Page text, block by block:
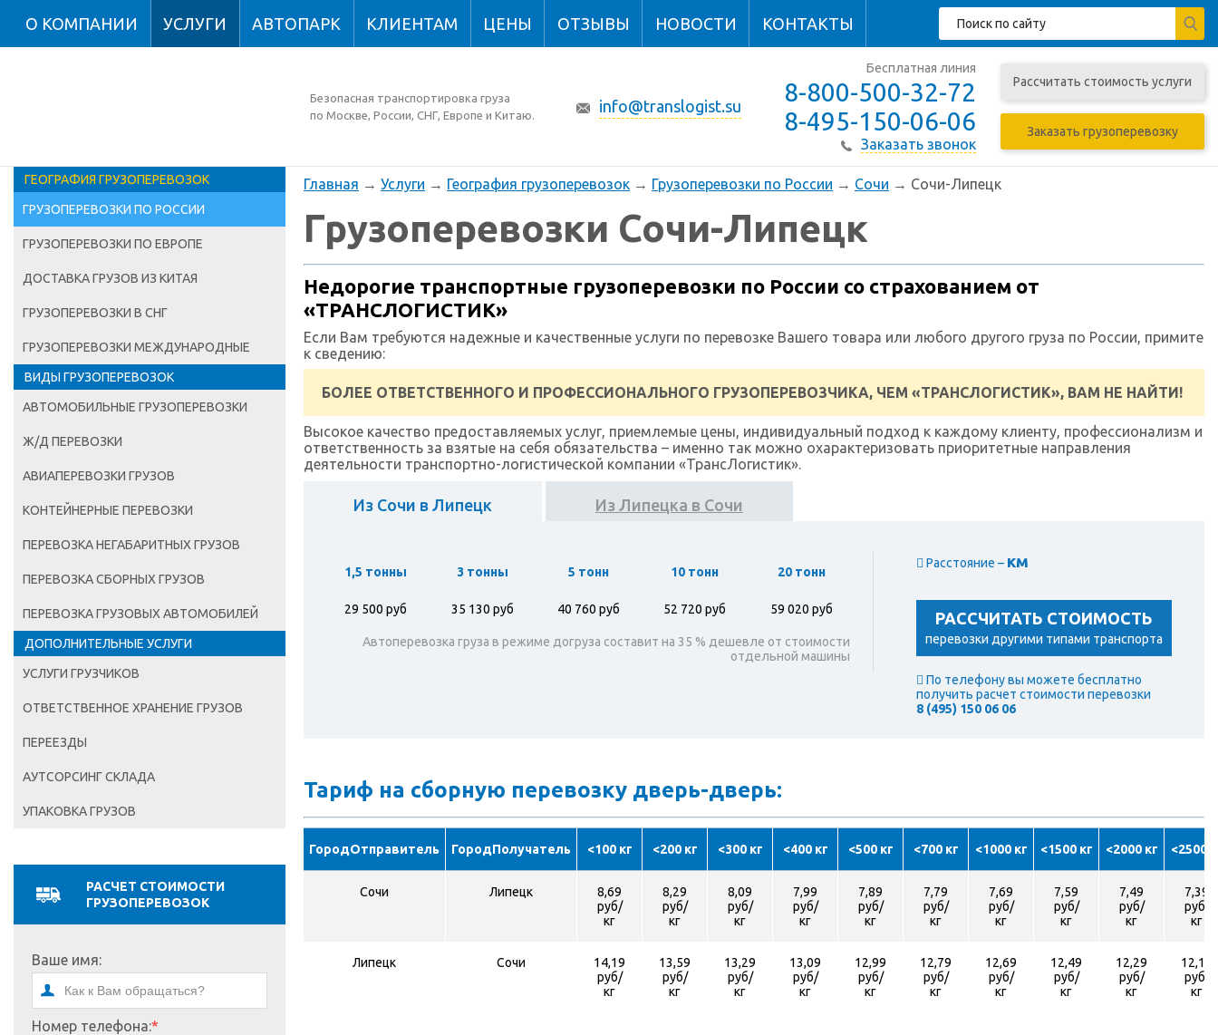
О КОМПАНИИ УСЛУГИ АВТОПАРК КЛИЕНТАМ ЦЕНЫ ОТЗЫВЫ НОВОСТИ КОНТАКТЫ
Безопасная транспортировка груза
по Москве, России, СНГ, Европе и Китаю.
info@translogist.su
Бесплатная линия
8-800-500-32-72
8-495-150-06-06
Заказать звонок
Рассчитать стоимость услуги
Заказать грузоперевозку
ГЕОГРАФИЯ ГРУЗОПЕРЕВОЗОК
ГРУЗОПЕРЕВОЗКИ ПО РОССИИ
ГРУЗОПЕРЕВОЗКИ ПО ЕВРОПЕ
ДОСТАВКА ГРУЗОВ ИЗ КИТАЯ
ГРУЗОПЕРЕВОЗКИ В СНГ
ГРУЗОПЕРЕВОЗКИ МЕЖДУНАРОДНЫЕ
ВИДЫ ГРУЗОПЕРЕВОЗОК
АВТОМОБИЛЬНЫЕ ГРУЗОПЕРЕВОЗКИ
Ж/Д ПЕРЕВОЗКИ
АВИАПЕРЕВОЗКИ ГРУЗОВ
КОНТЕЙНЕРНЫЕ ПЕРЕВОЗКИ
ПЕРЕВОЗКА НЕГАБАРИТНЫХ ГРУЗОВ
ПЕРЕВОЗКА СБОРНЫХ ГРУЗОВ
ПЕРЕВОЗКА ГРУЗОВЫХ АВТОМОБИЛЕЙ
ДОПОЛНИТЕЛЬНЫЕ УСЛУГИ
УСЛУГИ ГРУЗЧИКОВ
ОТВЕТСТВЕННОЕ ХРАНЕНИЕ ГРУЗОВ
ПЕРЕЕЗДЫ
АУТСОРСИНГ СКЛАДА
УПАКОВКА ГРУЗОВ
РАСЧЕТ СТОИМОСТИ
ГРУЗОПЕРЕВОЗОК
Ваше имя:
Номер телефона:*
Главная → Услуги → География грузоперевозок → Грузоперевозки по России → Сочи → Сочи-Липецк
Грузоперевозки Сочи-Липецк
Недорогие транспортные грузоперевозки по России со страхованием от
«ТРАНСЛОГИСТИК»
Если Вам требуются надежные и качественные услуги по перевозке Вашего товара или любого другого груза по России, примите
к сведению:
БОЛЕЕ ОТВЕТСТВЕННОГО И ПРОФЕССИОНАЛЬНОГО ГРУЗОПЕРЕВОЗЧИКА, ЧЕМ «ТРАНСЛОГИСТИК», ВАМ НЕ НАЙТИ!
Высокое качество предоставляемых услуг, приемлемые цены, индивидуальный подход к каждому клиенту, профессионализм и
ответственность за взятые на себя обязательства – именно так можно охарактеризовать приоритетные направления
деятельности транспортно-логистической компании «ТрансЛогистик».
Из Сочи в Липецк Из Липецка в Сочи
1,5 тонны 3 тонны 5 тонн 10 тонн 20 тонн
29 500 руб 35 130 руб 40 760 руб 52 720 руб 59 020 руб
Автоперевозка груза в режиме догруза составит на 35 % дешевле от стоимости
отдельной машины
Расстояние – км
РАССЧИТАТЬ СТОИМОСТЬ
перевозки другими типами транспорта
По телефону вы можете бесплатно
получить расчет стоимости перевозки
8 (495) 150 06 06
Тариф на сборную перевозку дверь-дверь:
ГородОтправитель ГородПолучатель <100 кг <200 кг <300 кг <400 кг <500 кг <700 кг <1000 кг <1500 кг <2000 кг <2500
Сочи Липецк
8,69
руб/
кг
8,29
руб/
кг
8,09
руб/
кг
7,99
руб/
кг
7,89
руб/
кг
7,79
руб/
кг
7,69
руб/
кг
7,59
руб/
кг
7,49
руб/
кг
7,39
руб/
кг
Липецк Сочи
14,19
руб/
кг
13,59
руб/
кг
13,29
руб/
кг
13,09
руб/
кг
12,99
руб/
кг
12,79
руб/
кг
12,69
руб/
кг
12,49
руб/
кг
12,29
руб/
кг
12,19
руб/
кг